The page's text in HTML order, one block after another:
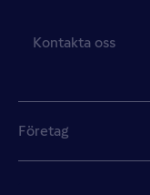
Kontakta oss
Företag